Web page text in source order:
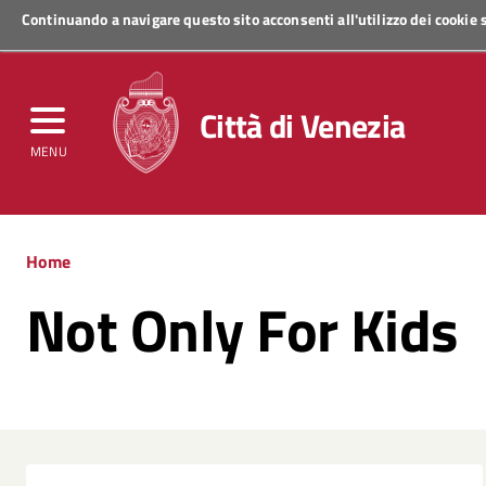
Continuando a navigare questo sito acconsenti all'utilizzo dei
MENU
Regione Veneto
Città di Venezia
Home
Not Only For Kids